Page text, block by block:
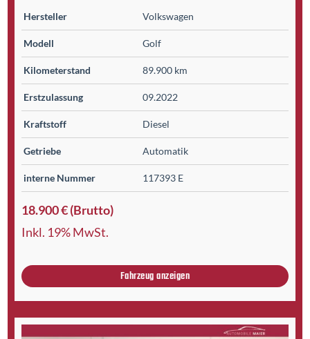
Hersteller Volkswagen
Modell Golf
Kilometer­stand 89.900 km
Erst­zulassung 09.2022
Kraftstoff Diesel
Getriebe Automatik
interne Nummer 117393 E
18.900 € (Brutto)
Inkl. 19% MwSt.
Fahrzeug anzeigen